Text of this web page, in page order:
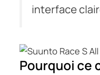
interface
Pourquoi ce